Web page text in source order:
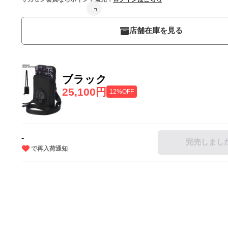
店舗在庫を見る
ブラック
25,100円
12%OFF
-
で再入荷通知
完売しまし